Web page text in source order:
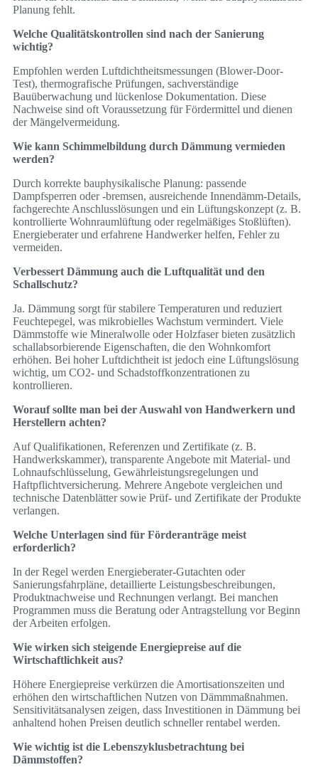
Planung fehlt.
Welche Qualitätskontrollen sind nach der Sanierung
wichtig?
Empfohlen werden Luftdichtheitsmessungen (Blower-Door-
Test), thermografische Prüfungen, sachverständige
Bauüberwachung und lückenlose Dokumentation. Diese
Nachweise sind oft Voraussetzung für Fördermittel und dienen
der Mängelvermeidung.
Wie kann Schimmelbildung durch Dämmung vermieden
werden?
Durch korrekte bauphysikalische Planung: passende
Dampfsperren oder -bremsen, ausreichende Innendämm-Details,
fachgerechte Anschlusslösungen und ein Lüftungskonzept (z. B.
kontrollierte Wohnraumlüftung oder regelmäßiges Stoßlüften).
Energieberater und erfahrene Handwerker helfen, Fehler zu
vermeiden.
Verbessert Dämmung auch die Luftqualität und den
Schallschutz?
Ja. Dämmung sorgt für stabilere Temperaturen und reduziert
Feuchtepegel, was mikrobielles Wachstum vermindert. Viele
Dämmstoffe wie Mineralwolle oder Holzfaser bieten zusätzlich
schallabsorbierende Eigenschaften, die den Wohnkomfort
erhöhen. Bei hoher Luftdichtheit ist jedoch eine Lüftungslösung
wichtig, um CO2- und Schadstoffkonzentrationen zu
kontrollieren.
Worauf sollte man bei der Auswahl von Handwerkern und
Herstellern achten?
Auf Qualifikationen, Referenzen und Zertifikate (z. B.
Handwerkskammer), transparente Angebote mit Material- und
Lohnaufschlüsselung, Gewährleistungsregelungen und
Haftpflichtversicherung. Mehrere Angebote vergleichen und
technische Datenblätter sowie Prüf- und Zertifikate der Produkte
verlangen.
Welche Unterlagen sind für Förderanträge meist
erforderlich?
In der Regel werden Energieberater-Gutachten oder
Sanierungsfahrpläne, detaillierte Leistungsbeschreibungen,
Produktnachweise und Rechnungen verlangt. Bei manchen
Programmen muss die Beratung oder Antragstellung vor Beginn
der Arbeiten erfolgen.
Wie wirken sich steigende Energiepreise auf die
Wirtschaftlichkeit aus?
Höhere Energiepreise verkürzen die Amortisationszeiten und
erhöhen den wirtschaftlichen Nutzen von Dämmmaßnahmen.
Sensitivitätsanalysen zeigen, dass Investitionen in Dämmung bei
anhaltend hohen Preisen deutlich schneller rentabel werden.
Wie wichtig ist die Lebenszyklusbetrachtung bei
Dämmstoffen?